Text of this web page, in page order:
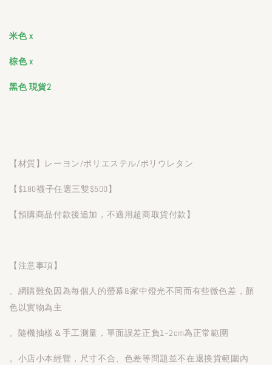
米色 x
棕色 x
黑色 現貨2
【材質】レーヨン/ポリエステル/ポリウレタン
【$180襪子任選三雙$500】
【預購商品付款後追加，不適用超商取貨付款】
【注意事項】
。網購難免因為每個人的螢幕&家中燈光不同而有些微色差，顏
色以實物為主
。隨機抽樣＆手工測量，單面誤差正負1~2cm為正常範圍
。小店小本經營，尺寸不合、色差等問題並不在退換貨範圍內